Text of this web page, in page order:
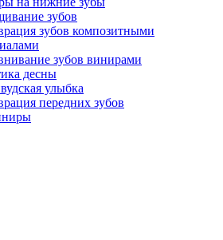
зубов
зубов композитными
зубов винирами
десны
улыбка
передних зубов